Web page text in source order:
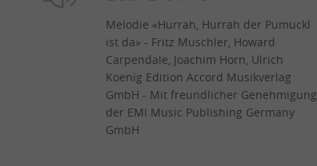
Melodie «Hurrah, Hurrah der Pumuckl
ist da» - Fritz Muschler, Howard
Carpendale, Joachim Horn, Ulrich
Koenig Edition Accord Musikverlag
GmbH - Mit freundlicher Genehmigung
der EMI Music Publishing Germany
GmbH